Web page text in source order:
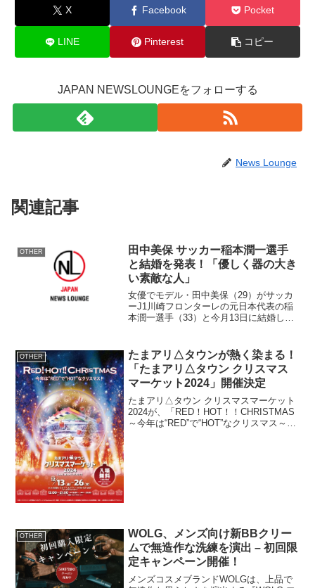
X Facebook Pocket
LINE Pinterest コピー
JAPAN NEWSLOUNGEをフォローする
News Lounge
関連記事
OTHER
田中美保 サッカー稲本潤一選手
と結婚を発表！「優しく器の大き
い素敵な人」
女優でモデル・田中美保（29）がサッカ
ーJ1川崎フロンターレの元日本代表の稲
本潤一選手（33）と今月13日に結婚した
様へ」とのタイトルで署名入りで掲載
し、「突然、私事...
OTHER
たまアリ△タウンが熱く染まる！
「たまアリ△タウン クリスマス
マーケット2024」開催決定
たまアリ△タウン クリスマスマーケット
2024が、「RED！HOT！！CHRISTMAS
～今年は“RED”で“HOT”なクリスマス～」
OTHER
WOLG、メンズ向け新BBクリー
ムで無造作な洗練を演出 – 初回限
定キャンペーン開催！
メンズコスメブランドWOLGは、上品で